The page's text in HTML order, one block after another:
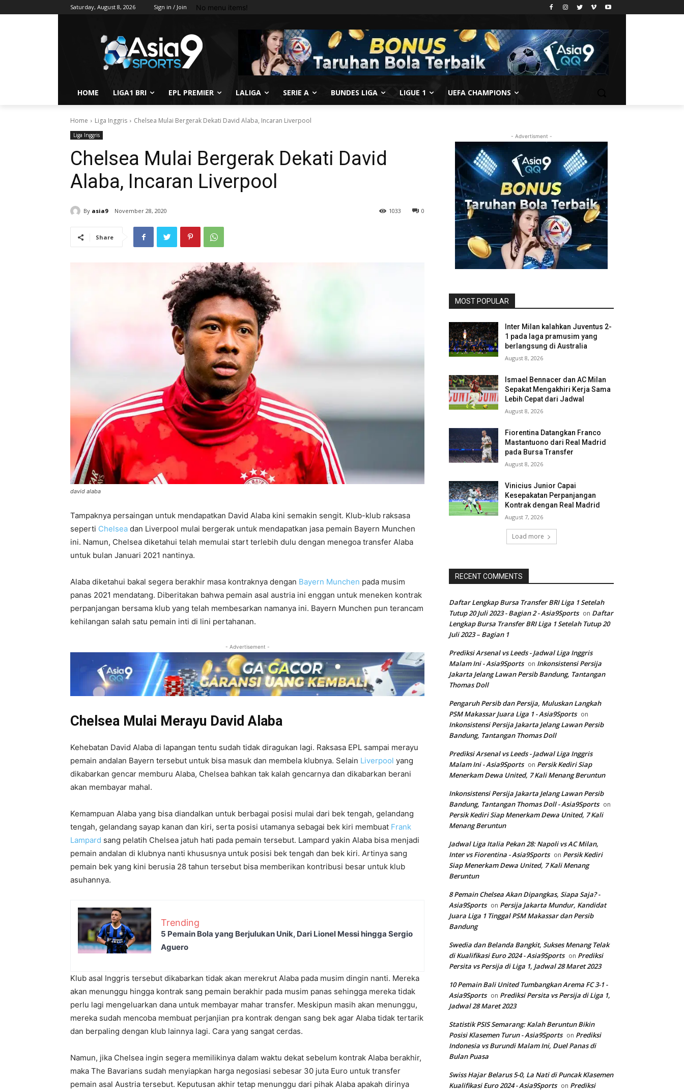
Saturday, August 8, 2026 Sign in / Join No menu items!
HOME LIGA1 BRI EPL PREMIER LALIGA SERIE A BUNDES LIGA LIGUE 1 UEFA CHAMPIONS
Home Liga Inggris Chelsea Mulai Bergerak Dekati David Alaba, Incaran Liverpool
Liga Inggris
Chelsea Mulai Bergerak Dekati David
Alaba, Incaran Liverpool
By asia9 November 28, 2020 0
1033
Share
david alaba
Tampaknya persaingan untuk mendapatkan David Alaba kini semakin sengit. Klub-klub raksasa
seperti Chelsea dan Liverpool mulai bergerak untuk mendapatkan jasa pemain Bayern Munchen
ini. Namun, Chelsea diketahui telah memulai start terlebih dulu dengan menegoa transfer Alaba
untuk bulan Januari 2021 nantinya.
Alaba diketahui bakal segera berakhir masa kontraknya dengan Bayern Munchen pada musim
panas 2021 mendatang. Diberitakan bahwa pemain asal austria ini enggan untuk meneken kontrak
perpanjangan bersama klub yang telah membesarkan namanya ini. Bayern Munchen pun terancam
kehilangan salah satu pemain inti di lini pertahanan.
- Advertisement -
Chelsea Mulai Merayu David Alaba
Kehebatan David Alaba di lapangan tentu sudah tidak diragukan lagi. Raksasa EPL sampai merayu
pemain andalan Bayern tersebut untuk bisa masuk dan membela klubnya. Selain Liverpool yang
dikabarkan gencar memburu Alaba, Chelsea bahkan tak kalah gencarnya dan dikabarkan berani
akan membayar mahal.
Kemampuan Alaba yang bisa diandalkan untuk berbagai posisi mulai dari bek tengah, gelandang
tengah, gelandang sayap kanan dan kiri, serta posisi utamanya sebagai bek kiri membuat Frank
Lampard sang pelatih Chelsea jatuh hati pada pemain tersebut. Lampard yakin Alaba bisa menjadi
pemain andalan di klubnya nanti khususnya untuk posisi bek tengah dan bek kiri. Artinya sang
pemain bek yang kini berusia 28 tahun tersebut bisa memberikan kontribusi besar untuk klub
asuhannya.
Trending
5 Pemain Bola yang Berjulukan Unik, Dari Lionel Messi hingga Sergio
Aguero
Klub asal Inggris tersebut dikabarkan tidak akan merekrut Alaba pada musim dingin nanti. Mereka
akan menunggu hingga kontrak sang pemain berakhir pada musim panas sehingga mereka tidak
perlu lagi mengeluarkan dana untuk membayar mahar transfer. Meskipun masih akan menunggu,
mereka sudah mencoba membuat perjanjian pra kontrak dengan sang bek agar Alaba tidak tertarik
dan berpaling dengan klub lainnya lagi. Cara yang sangat cerdas.
Namun, jika Chelsea ingin segera memilikinya dalam waktu dekat sebelum kontrak Alaba berakhir,
maka The Bavarians sudah menyiapkan harga negosiasi sebesar 30 juta Euro untuk transfer
pemain asal Austria tersebut. Keputusan akhir tetap menunggu dari pihak Alaba apakah dirinya
- Advertisment -
MOST POPULAR
Inter Milan kalahkan Juventus 2-
1 pada laga pramusim yang
berlangsung di Australia
August 8, 2026
Ismael Bennacer dan AC Milan
Sepakat Mengakhiri Kerja Sama
Lebih Cepat dari Jadwal
August 8, 2026
Fiorentina Datangkan Franco
Mastantuono dari Real Madrid
pada Bursa Transfer
August 8, 2026
Vinicius Junior Capai
Kesepakatan Perpanjangan
Kontrak dengan Real Madrid
August 7, 2026
Load more
RECENT COMMENTS
Daftar Lengkap Bursa Transfer BRI Liga 1 Setelah
Tutup 20 Juli 2023 - Bagian 2 - Asia9Sports on Daftar
Lengkap Bursa Transfer BRI Liga 1 Setelah Tutup 20
Juli 2023 – Bagian 1
Prediksi Arsenal vs Leeds - Jadwal Liga Inggris
Malam Ini - Asia9Sports on Inkonsistensi Persija
Jakarta Jelang Lawan Persib Bandung, Tantangan
Thomas Doll
Pengaruh Persib dan Persija, Muluskan Langkah
PSM Makassar Juara Liga 1 - Asia9Sports on
Inkonsistensi Persija Jakarta Jelang Lawan Persib
Bandung, Tantangan Thomas Doll
Prediksi Arsenal vs Leeds - Jadwal Liga Inggris
Malam Ini - Asia9Sports on Persik Kediri Siap
Menerkam Dewa United, 7 Kali Menang Beruntun
Inkonsistensi Persija Jakarta Jelang Lawan Persib
Bandung, Tantangan Thomas Doll - Asia9Sports on
Persik Kediri Siap Menerkam Dewa United, 7 Kali
Menang Beruntun
Jadwal Liga Italia Pekan 28: Napoli vs AC Milan,
Inter vs Fiorentina - Asia9Sports on Persik Kediri
Siap Menerkam Dewa United, 7 Kali Menang
Beruntun
8 Pemain Chelsea Akan Dipangkas, Siapa Saja? -
Asia9Sports on Persija Jakarta Mundur, Kandidat
Juara Liga 1 Tinggal PSM Makassar dan Persib
Bandung
Swedia dan Belanda Bangkit, Sukses Menang Telak
di Kualifikasi Euro 2024 - Asia9Sports on Prediksi
Persita vs Persija di Liga 1, Jadwal 28 Maret 2023
10 Pemain Bali United Tumbangkan Arema FC 3-1 -
Asia9Sports on Prediksi Persita vs Persija di Liga 1,
Jadwal 28 Maret 2023
Statistik PSIS Semarang: Kalah Beruntun Bikin
Posisi Klasemen Turun - Asia9Sports on Prediksi
Indonesia vs Burundi Malam Ini, Duel Panas di
Bulan Puasa
Swiss Hajar Belarus 5-0, La Nati di Puncak Klasemen
Kualifikasi Euro 2024 - Asia9Sports on Prediksi